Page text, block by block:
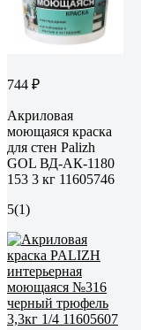
744 ₽
Акриловая
моющаяся краска
для стен Palizh
GOL ВД-АК-1180
153 3 кг 11605746
5(1)